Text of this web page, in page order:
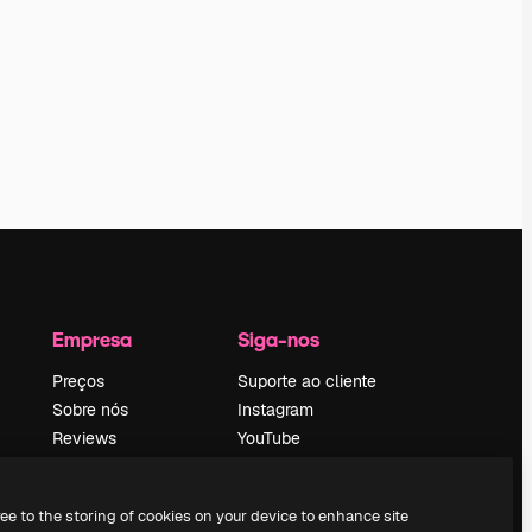
Empresa
Preços
Sobre nós
Reviews
pesquisa
Siga-nos
Suporte ao cliente
Instagram
YouTube
Discord
to the storing of cookies on your device to enhance site